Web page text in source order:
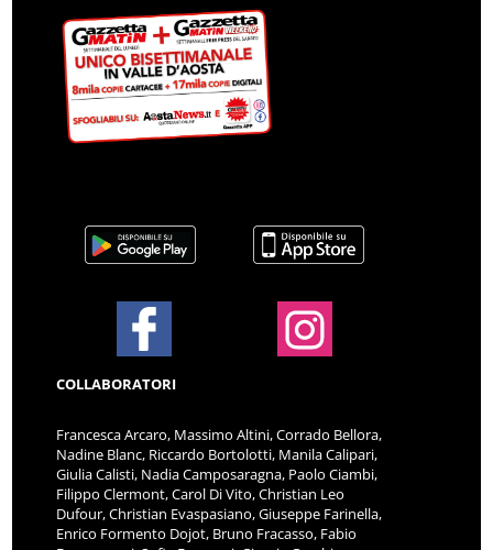
COLLABORATORI
Francesca Arcaro, Massimo Altini, Corrado Bellora,
Nadine Blanc, Riccardo Bortolotti, Manila Calipari,
Giulia Calisti, Nadia Camposaragna, Paolo Ciambi,
Filippo Clermont, Carol Di Vito, Christian Leo
Dufour, Christian Evaspasiano, Giuseppe Farinella,
Enrico Formento Dojot, Bruno Fracasso, Fabio